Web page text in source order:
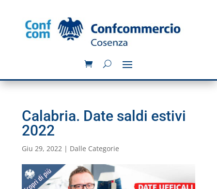
Calabria. Date saldi estivi
2022
Giu 29, 2022| Dalle Categorie